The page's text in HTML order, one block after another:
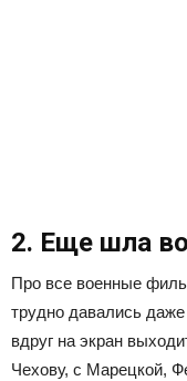
2. Еще шла
Про все военные
трудно давались
вдруг на экран
Чехову, с Марецкой,